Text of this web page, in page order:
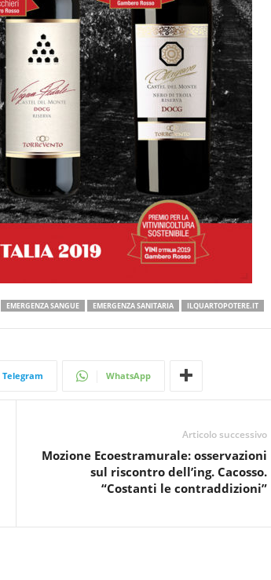
EMERGENZA SANGUE EMERGENZA SANITARIA ILQUARTOPOTERE.IT
Telegram WhatsApp
Articolo successivo
Mozione Ecoestramurale: osservazioni
sul riscontro dell’ing. Cacosso.
“Costanti le contraddizioni”